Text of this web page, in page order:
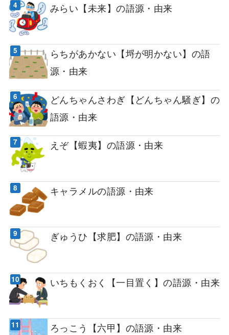
みらい【未来】の語源・由来
らちがあかない【埒が明かない】の語
源・由来
どんちゃんさわぎ【どんちゃん騒ぎ】の
語源・由来
えぞ【蝦夷】の語源・由来
キャラメルの語源・由来
ぎゅうひ【求肥】の語源・由来
いちもくおく【一目置く】の語源・由来
ろっこう【六甲】の語源・由来